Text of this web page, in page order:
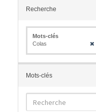
Recherche
Mots-clés
Colas
Mots-clés